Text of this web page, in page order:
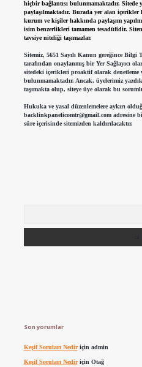
hiçbir bağlantısı bulunmamaktadır. Sitede
paylaşılmaktadır. Burada yer alan içerikler
kurum ve kişiler hakkında paylaşım
isim benzerlikleri tamamen tesadüfidir.
tavsiye niteliği taşımazlar.
Sitemiz, 5651 Sayılı Kanun gereğince
tarafından onaylanmış bir Yer Sağlayıcı
sitedeki içerikleri proaktif olarak denetleme
bulunmamaktadır. Ancak, üyelerimiz
taşımakta olup, siteye üye olarak bu
Hukuka ve yasal düzenlemelere aykırı
backlinkpanelicomtr@gmail.comadresine
süre içerisinde sitemizden kaldırılacaktır.
Son yorumlar
Keşif Soruları Nediriçin admin
Keşif Soruları Nediriçin Otağ